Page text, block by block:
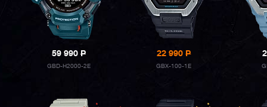
59 990P
GBD-H2000-2E
22 990P
GBX-100-1E